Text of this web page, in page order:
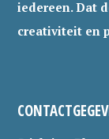
iedereen. Dat
creativiteit en